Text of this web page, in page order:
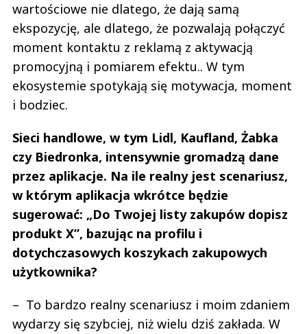
wartościowe nie dlatego, że dają samą
ekspozycję, ale dlatego, że pozwalają połączyć
moment kontaktu z reklamą z aktywacją
promocyjną i pomiarem efektu.. W tym
ekosystemie spotykają się motywacja, moment
i bodziec.
Sieci handlowe, w tym Lidl, Kaufland, Żabka
czy Biedronka, intensywnie gromadzą dane
przez aplikacje. Na ile realny jest scenariusz,
w którym aplikacja wkrótce będzie
sugerować: „Do Twojej listy zakupów dopisz
produkt X”, bazując na profilu i
dotychczasowych koszykach zakupowych
użytkownika?
– To bardzo realny scenariusz i moim zdaniem
wydarzy się szybciej, niż wielu dziś zakłada. W